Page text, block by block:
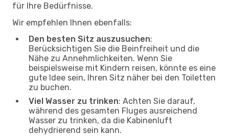
für Ihre Bedürfnisse.
Wir empfehlen Ihnen ebenfalls:
Den besten Sitz auszusuchen:
Berücksichtigen Sie die Beinfreiheit und die
Nähe zu Annehmlichkeiten. Wenn Sie
beispielsweise mit Kindern reisen, könnte es eine
gute Idee sein, Ihren Sitz näher bei den Toiletten
zu buchen.
Viel Wasser zu trinken: Achten Sie darauf,
während des gesamten Fluges ausreichend
Wasser zu trinken, da die Kabinenluft
dehydrierend sein kann.